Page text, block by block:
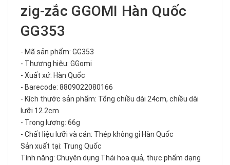
zig-zắc GGOMI Hàn Quốc
GG353
- Mã sản phẩm: GG353
- Thương hiệu: GGomi
- Xuất xứ: Hàn Quốc
- Barecode: 8809022080166
- Kích thước sản phẩm: Tổng chiều dài 24cm, chiều dài
lưỡi 12.2cm
- Trọng lượng: 66g
- Chất liệu lưỡi và cán: Thép không gỉ Hàn Quốc
Sản xuất tại: Trung Quốc
Tính năng: Chuyên dụng Thái hoa quả, thực phẩm dạng